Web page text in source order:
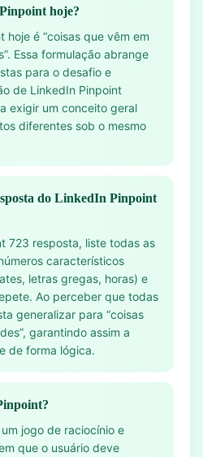
hoje?
hoje é “coisas que vêm em
Essa formulação abrange
para o desafio e
de LinkedIn Pinpoint
exigir um conceito geral
diferentes sob o mesmo
do LinkedIn Pinpoint
723 resposta, liste todas as
característicos
letras gregas, horas) e
Ao perceber que todas
generalizar para “coisas
garantindo assim a
de forma lógica.
jogo de raciocínio e
que o usuário deve